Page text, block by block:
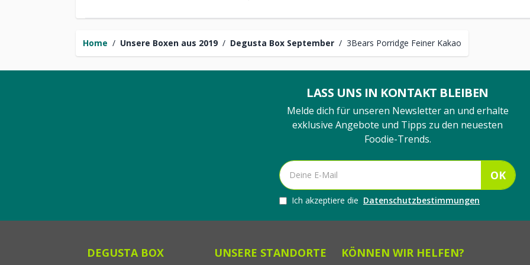
Home / Unsere Boxen aus 2019 / Degusta Box September / 3Bears Porridge Feiner Kakao
LASS UNS IN KONTAKT BLEIBEN
Melde dich für unseren Newsletter an und erhalte
exklusive Angebote und Tipps zu den neuesten
Foodie-Trends.
OK
Ich akzeptiere die Datenschutzbestimmungen
DEGUSTA BOX UNSERE STANDORTE KÖNNEN WIR HELFEN?